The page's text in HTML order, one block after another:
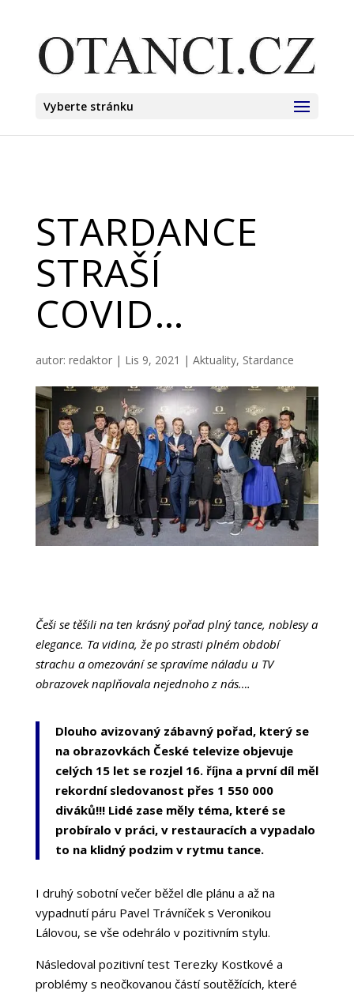
Vyberte stránku
STARDANCE
STRAŠÍ
COVID…
autor: redaktor| Lis 9, 2021 | Aktuality, Stardance
Češi se těšili na ten krásný pořad plný tance, noblesy a
elegance. Ta vidina, že po strasti plném období
strachu a omezování se spravíme náladu u TV
obrazovek naplňovala nejednoho z nás….
Dlouho avizovaný zábavný pořad, který se
na obrazovkách České televize objevuje
celých 15 let se rozjel 16. října a první díl měl
rekordní sledovanost přes 1 550 000
diváků!!! Lidé zase měly téma, které se
probíralo v práci, v restauracích a vypadalo
to na klidný podzim v rytmu tance.
I druhý sobotní večer běžel dle plánu a až na
vypadnutí páru Pavel Trávníček s Veronikou
Lálovou, se vše odehrálo v pozitivním stylu.
Následoval pozitivní test Terezky Kostkové a
problémy s neočkovanou částí soutěžících, které